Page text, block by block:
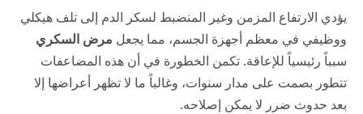
يؤدي الارتفاع المزمن وغير المنضبط لسكر الدم إلى تلف هيكلي
ووظيفي في معظم أجهزة الجسم، مما يجعل مرض السكري
سبباً رئيسياً للإعاقة. تكمن الخطورة في أن هذه المضاعفات
تتطور بصمت على مدار سنوات، وغالباً ما لا تظهر أعراضها إلا
بعد حدوث ضرر لا يمكن إصلاحه.